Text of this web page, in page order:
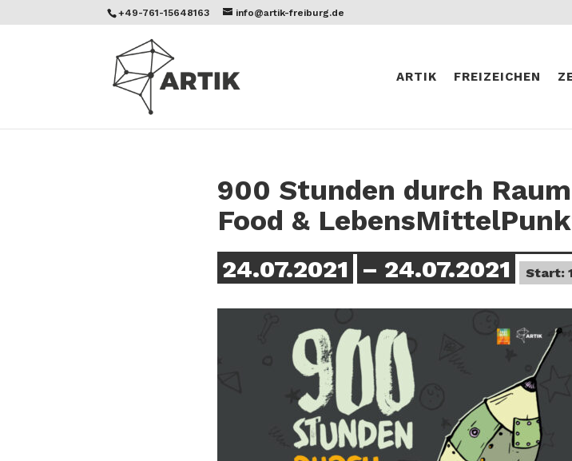
+49-761-15648163 info@artik-freiburg.de
ARTIK FREIZEICHEN
900 Stunden durch
Food &
24.07.2021 – 24.07.2021 Start: